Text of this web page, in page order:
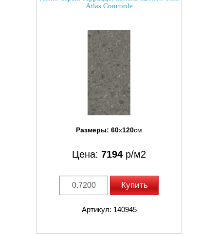
Atlas Concorde
Размеры: 60x120см
Цена: 7194 р/м2
Купить
Артикул: 140945